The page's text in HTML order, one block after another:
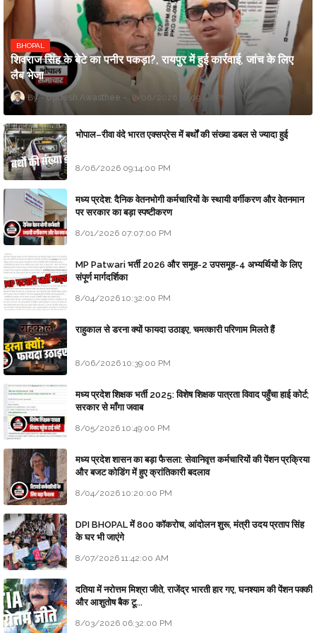
BHOPAL
शिवराज सिंह के बेटे का पनीर पकड़ा?, रायपुर में हुई कार्रवाई, जांच के लिए
लैब भेजा
Updesh Awasthee 8/06/2026 10:09:00 PM
भोपाल–रीवा वंदे भारत एक्सप्रेस में बर्थों की संख्या डबल से ज्यादा हुई
8/06/2026 09:14:00 PM
मध्य प्रदेश: दैनिक वेतनभोगी कर्मचारियों के स्थायी वर्गीकरण और वेतनमान
पर सरकार का बड़ा स्पष्टीकरण
8/01/2026 07:07:00 PM
MP Patwari भर्ती 2026 और समूह-2 उपसमूह-4 अभ्यर्थियों के लिए
संपूर्ण मार्गदर्शिका
8/04/2026 10:32:00 PM
राहुकाल से डरना क्यों फायदा उठाइए, चमत्कारी परिणाम मिलते हैं
8/06/2026 10:39:00 PM
मध्य प्रदेश शिक्षक भर्ती 2025: विशेष शिक्षक पात्रता विवाद पहुँचा हाई कोर्ट;
सरकार से माँगा जवाब
8/05/2026 10:49:00 PM
मध्य प्रदेश शासन का बड़ा फैसला: सेवानिवृत्त कर्मचारियों की पेंशन प्रक्रिया
और बजट कोडिंग में हुए क्रांतिकारी बदलाव
8/04/2026 10:20:00 PM
DPI BHOPAL में 800 कॉकरोच, आंदोलन शुरू, मंत्री उदय प्रताप सिंह
के घर भी जाएंगे
8/07/2026 11:42:00 AM
दतिया में नरोत्तम मिश्रा जीते, राजेंद्र भारती हार गए, घनश्याम की पेंशन पक्की
और आशुतोष बैक टू...
8/03/2026 06:32:00 PM